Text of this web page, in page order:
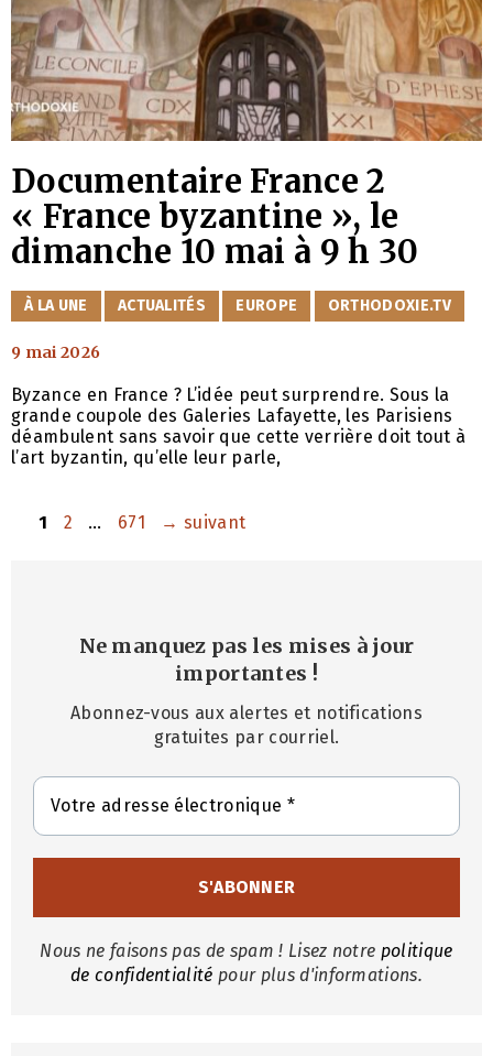
Documentaire France 2
« France byzantine », le
dimanche 10 mai à 9 h 30
CATÉGORIES
À LA UNE ACTUALITÉS EUROPE ORTHODOXIE.TV
9 mai 2026
Byzance en France ? L’idée peut surprendre. Sous la
grande coupole des Galeries Lafayette, les Parisiens
déambulent sans savoir que cette verrière doit tout à
l’art byzantin, qu’elle leur parle,
Page
1 Page
2 … Page
671 → suivant
Ne manquez pas les mises à jour
importantes !
Abonnez-vous aux alertes et notifications
gratuites par courriel.
Nous ne faisons pas de spam ! Lisez notre politique
de confidentialité pour plus d'informations.